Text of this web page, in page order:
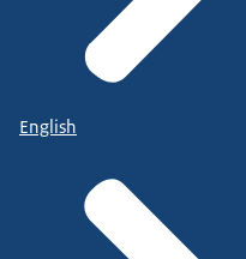
English